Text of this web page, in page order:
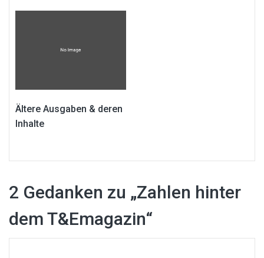
Ältere Ausgaben & deren
Inhalte
2 Gedanken zu „Zahlen hinter
dem T&Emagazin“